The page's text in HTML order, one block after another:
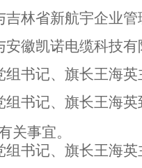
林省新航宇企业
徽凯诺电缆科技
书记、旗长王海
组书记、旗长王海
关事宜。
书记、旗长王海